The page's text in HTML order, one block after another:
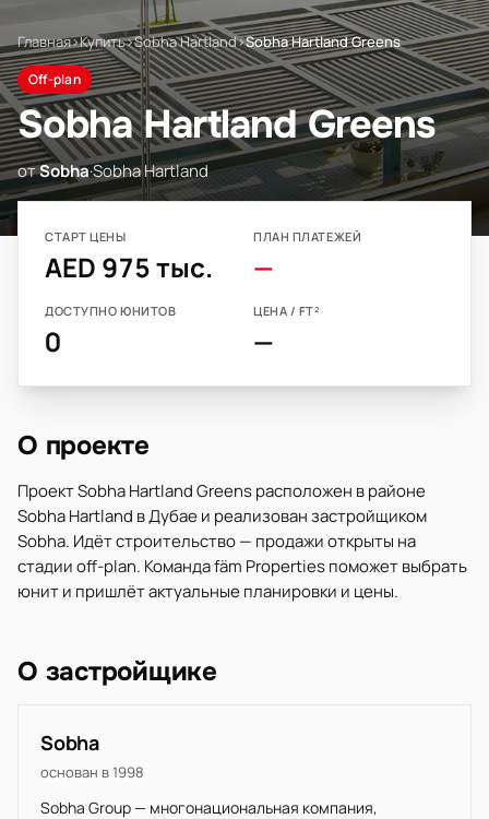
Главная›Купить›Sobha Hartland›Sobha Hartland Greens
Off-plan
Sobha Hartland Greens
отSobha·Sobha Hartland
СТАРТ ЦЕНЫ
AED 975 тыс.
ПЛАН ПЛАТЕЖЕЙ
—
ДОСТУПНО ЮНИТОВ
0
ЦЕНА / FT²
—
О проекте
Проект Sobha Hartland Greens расположен в районе
Sobha Hartland в Дубае и реализован застройщиком
Sobha. Идёт строительство — продажи открыты на
стадии off-plan. Команда fäm Properties поможет выбрать
юнит и пришлёт актуальные планировки и цены.
О застройщике
Sobha
основан в 1998
Sobha Group — многонациональная компания,